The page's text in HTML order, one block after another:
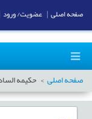
صفحه اصلی حکیمه
صفحه اصلی عضویت/ ورود